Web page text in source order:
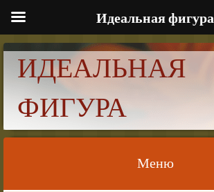
ИДЕАЛЬНАЯ
ФИГУРА
Меню
Идеальная фигура